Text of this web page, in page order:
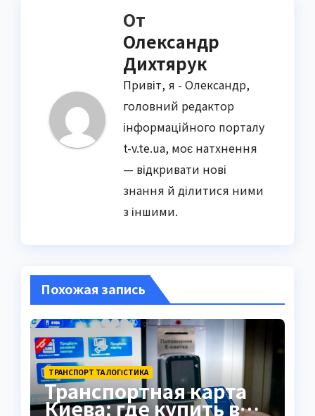
От
Олександр
Дихтярук
Привіт, я - Олександр,
головний редактор
інформаційного порталу
t-v.te.ua, моє натхнення
— відкривати нові
знання й ділитися ними
з іншими.
Похожая запись
ТРАНСПОРТ ТА ЛОГІСТИКА
Транспортная карта
Киева: где купить в